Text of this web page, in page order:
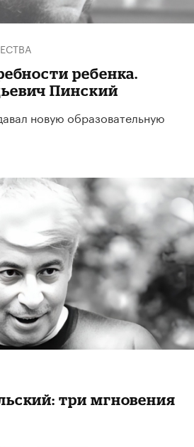
ребенка.
Пинский
новую образовательную
три мгновения